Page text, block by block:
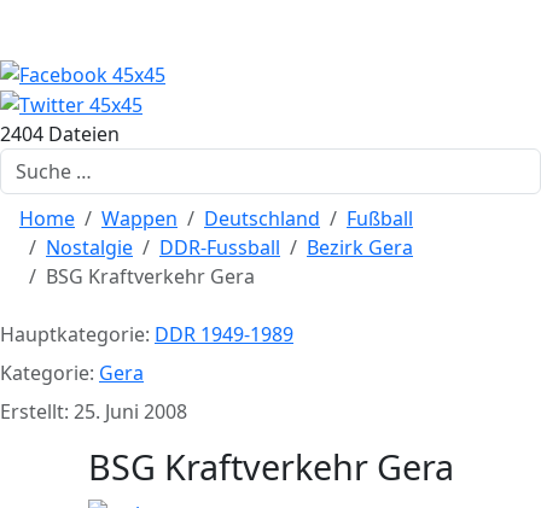
2404 Dateien
Suchen
Home Wappen Deutschland
Fußball
Nostalgie
DDR-Fussball
Bezirk Gera
BSG Kraftverkehr Gera
Hauptkategorie: DDR 1949-1989
Kategorie: Gera
Erstellt: 25. Juni 2008
BSG Kraftverkehr Gera